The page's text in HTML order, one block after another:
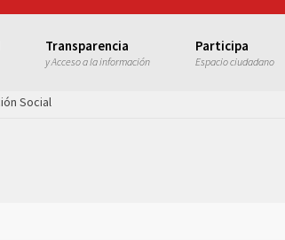
Transparencia
y Acceso a la información
Participa
Espacio ciudadano
Social